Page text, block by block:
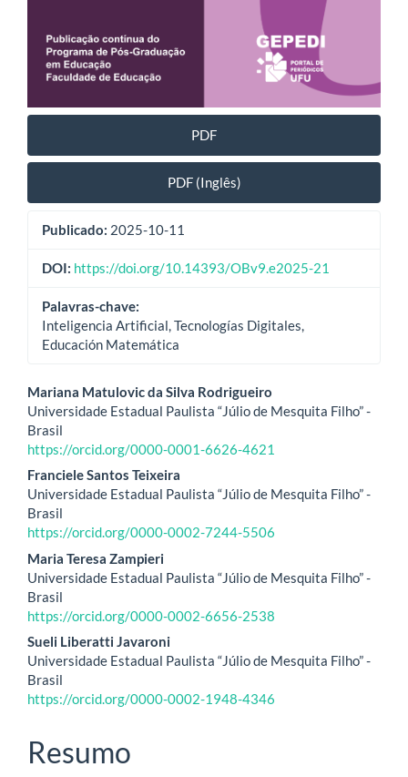
PDF
PDF (Inglês)
Publicado: 2025-10-11
DOI: https://doi.org/10.14393/OBv9.e2025-21
Palavras-chave:
Inteligencia Artificial, Tecnologías Digitales,
Educación Matemática
Conteúdo
do
artigo
principal
Mariana Matulovic da Silva Rodrigueiro
Universidade Estadual Paulista “Júlio de Mesquita Filho” -
Brasil
https://orcid.org/0000-0001-6626-4621
Franciele Santos Teixeira
Universidade Estadual Paulista “Júlio de Mesquita Filho” -
Brasil
https://orcid.org/0000-0002-7244-5506
Maria Teresa Zampieri
Universidade Estadual Paulista “Júlio de Mesquita Filho” -
Brasil
https://orcid.org/0000-0002-6656-2538
Sueli Liberatti Javaroni
Universidade Estadual Paulista “Júlio de Mesquita Filho” -
Brasil
https://orcid.org/0000-0002-1948-4346
Resumo